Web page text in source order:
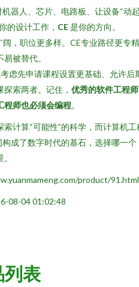
器人、芯片、电路板、让设备“动
的设计工作， CE是你的方向。
阔，职位更多样。CE专业路径更专
被替代。
虑先申请课程设置更基础、允许后
索两者。记住， 优秀的软件工程
程师也必须会编程。
计算“可能性”的科学，而计算机工
成了数字时代的基石，选择哪一个
product/91.html
08-04 01:02:48
列表